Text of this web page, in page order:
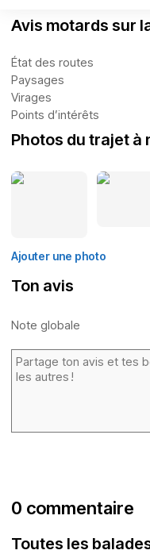
Avis motards sur
État des routes
Paysages
Virages
Points d’intérêts
Photos du trajet à
Ajouter une photo
Ton avis
Note globale
0 commentaire
Toutes les